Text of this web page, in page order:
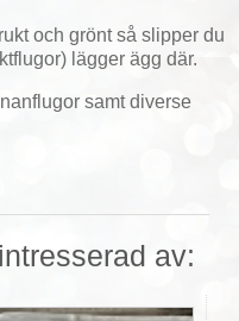
och grönt så slipper du
lägger ägg där.
samt diverse
av: